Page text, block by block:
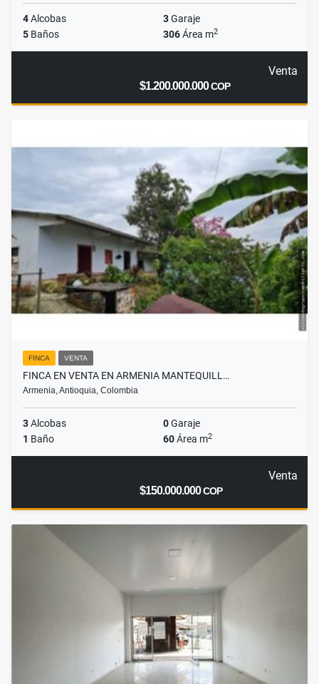
4Alcobas 3Garaje
5 Baños 306Área m2
Venta
$1.200.000.000COP
FINCA VENTA
FINCA EN VENTA EN ARMENIA MANTEQUILL…
Armenia, Antioquia, Colombia
3Alcobas 0Garaje
1 Baño 60Área m2
Venta
$150.000.000COP